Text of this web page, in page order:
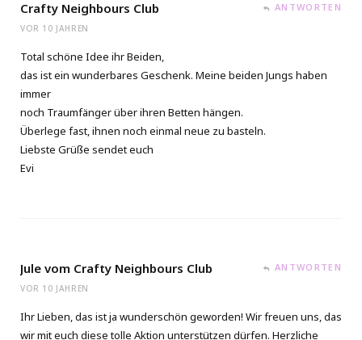
Crafty Neighbours Club
VOR 10 JAHREN
ANTWORTEN
Total schöne Idee ihr Beiden,
das ist ein wunderbares Geschenk. Meine beiden Jungs haben
immer
noch Traumfänger über ihren Betten hängen.
Überlege fast, ihnen noch einmal neue zu basteln.
Liebste Grüße sendet euch
Evi
Jule vom Crafty Neighbours Club
VOR 10 JAHREN
ANTWORTEN
Ihr Lieben, das ist ja wunderschön geworden! Wir freuen uns, das
wir mit euch diese tolle Aktion unterstützen dürfen. Herzliche